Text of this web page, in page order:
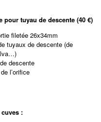
pour tuyau de descente (40 €)
filetée 26x34mm
tuyaux de descente (de
descente
l’orifice
: